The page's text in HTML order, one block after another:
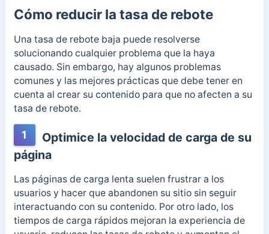
Cómo reducir la tasa de rebote
Una tasa de rebote baja puede resolverse
solucionando cualquier problema que la haya
causado. Sin embargo, hay algunos problemas
comunes y las mejores prácticas que debe tener en
cuenta al crear su contenido para que no afecten a su
tasa de rebote.
1
Optimice la velocidad de carga de su
página
Las páginas de carga lenta suelen frustrar a los
usuarios y hacer que abandonen su sitio sin seguir
interactuando con su contenido. Por otro lado, los
tiempos de carga rápidos mejoran la experiencia de